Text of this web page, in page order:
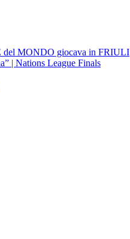
del MONDO giocava in FRIULI
| Nations League Finals